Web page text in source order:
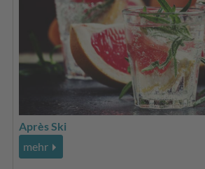
Après Ski
mehr